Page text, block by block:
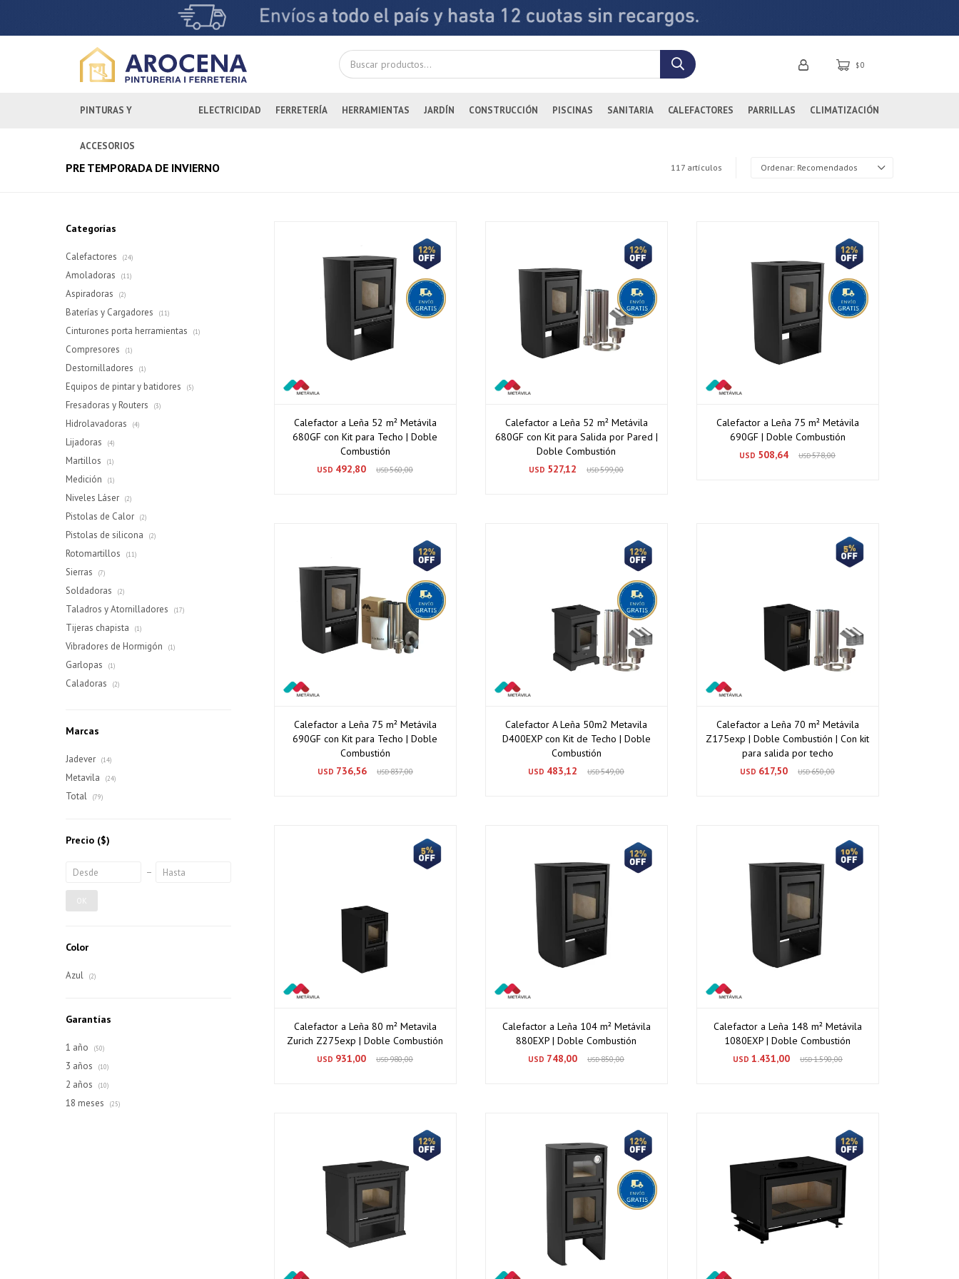
PINTURAS Y
ACCESORIOS
ELECTRICIDAD FERRETERÍA HERRAMIENTAS JARDÍN CONSTRUCCIÓN PISCINAS SANITARIA CALEFACTORES PARRILLAS CLIMATIZACIÓN
$0
PRE TEMPORADA DE INVIERNO 117 artículos Recomendados
Calefactor a Leña 52 m² Metávila
680GF con Kit para Techo | Doble
Combustión
USD 492,80 USD560,00
Calefactor a Leña 52 m² Metávila
680GF con Kit para Salida por Pared |
Doble Combustión
USD 527,12 USD599,00
Calefactor a Leña 75 m² Metávila
690GF | Doble Combustión
USD 508,64 USD578,00
Calefactor a Leña 75 m² Metávila
690GF con Kit para Techo | Doble
Combustión
USD 736,56 USD837,00
Calefactor A Leña 50m2 Metavila
D400EXP con Kit de Techo | Doble
Combustión
USD 483,12 USD549,00
Calefactor a Leña 70 m² Metávila
Z175exp | Doble Combustión | Con kit
para salida por techo
USD 617,50 USD650,00
Calefactor a Leña 80 m² Metavila
Zurich Z275exp | Doble Combustión
USD 931,00 USD980,00
Calefactor a Leña 104 m² Metávila
880EXP | Doble Combustión
USD 748,00 USD850,00
Calefactor a Leña 148 m² Metávila
1080EXP | Doble Combustión
USD 1.431,00 USD1.590,00
Categorías
Calefactores (24)
Amoladoras (11)
Aspiradoras (2)
Baterías y Cargadores (11)
Cinturones porta herramientas (1)
Compresores (1)
Destornilladores (1)
Equipos de pintar y batidores (5)
Fresadoras y Routers (3)
Hidrolavadoras (4)
Lijadoras (4)
Martillos (1)
Medición (1)
Niveles Láser (2)
Pistolas de Calor (2)
Pistolas de silicona (2)
Rotomartillos (11)
Sierras (7)
Soldadoras (2)
Taladros y Atornilladores (17)
Tijeras chapista (1)
Vibradores de Hormigón (1)
Garlopas (1)
Caladoras (2)
Marcas
Jadever (14)
Metavila (24)
Total (79)
Precio ($)
OK
Color
Azul (2)
Garantías
1 año (50)
3 años (10)
2 años (10)
18 meses (25)